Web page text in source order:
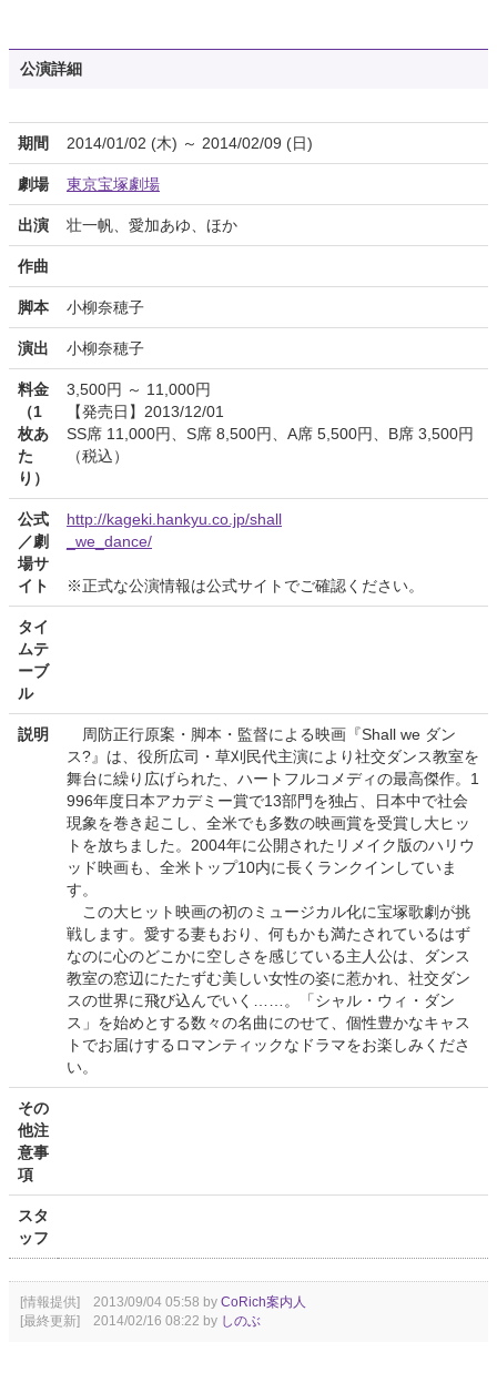
公演詳細
期間 2014/01/02 (木) ～ 2014/02/09 (日)
劇場 東京宝塚劇場
出演 壮一帆、愛加あゆ、ほか
作曲
脚本 小柳奈穂子
演出 小柳奈穂子
料金
（1
枚あ
た
り）
3,500円 ～ 11,000円
【発売日】2013/12/01
SS席 11,000円、S席 8,500円、A席 5,500円、B席 3,500円
（税込）
公式
／劇
場サ
イト
http://kageki.hankyu.co.jp/shall
_we_dance/
※正式な公演情報は公式サイトでご確認ください。
タイ
ムテ
ーブ
ル
説明
周防正行原案・脚本・監督による映画『Shall we ダン
ス?』は、役所広司・草刈民代主演により社交ダンス教室を
舞台に繰り広げられた、ハートフルコメディの最高傑作。1
996年度日本アカデミー賞で13部門を独占、日本中で社会
現象を巻き起こし、全米でも多数の映画賞を受賞し大ヒッ
トを放ちました。2004年に公開されたリメイク版のハリウ
ッド映画も、全米トップ10内に長くランクインしていま
す。
この大ヒット映画の初のミュージカル化に宝塚歌劇が挑
戦します。愛する妻もおり、何もかも満たされているはず
なのに心のどこかに空しさを感じている主人公は、ダンス
教室の窓辺にたたずむ美しい女性の姿に惹かれ、社交ダン
スの世界に飛び込んでいく……。「シャル・ウィ・ダン
ス」を始めとする数々の名曲にのせて、個性豊かなキャス
トでお届けするロマンティックなドラマをお楽しみくださ
い。
その
他注
意事
項
スタ
ッフ
[情報提供] 2013/09/04 05:58 by CoRich案内人
[最終更新] 2014/02/16 08:22 by しのぶ